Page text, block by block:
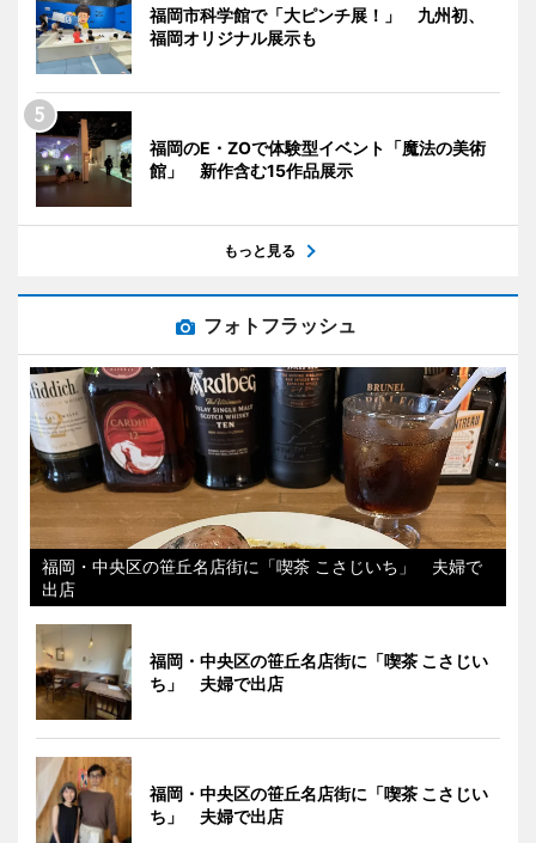
福岡市科学館で「大ピンチ展！」 九州初、
福岡オリジナル展示も
福岡のE・ZOで体験型イベント「魔法の美術
館」 新作含む15作品展示
もっと見る
フォトフラッシュ
福岡・中央区の笹丘名店街に「喫茶 こさじいち」 夫婦で
出店
福岡・中央区の笹丘名店街に「喫茶 こさじい
ち」 夫婦で出店
福岡・中央区の笹丘名店街に「喫茶 こさじい
ち」 夫婦で出店